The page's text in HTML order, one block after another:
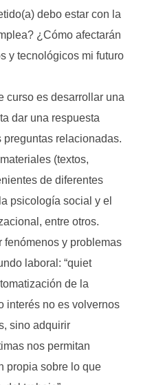
debo estar con la
¿Cómo afectarán
y tecnológicos mi futuro
curso es desarrollar una
dar una respuesta
preguntas relacionadas.
(textos,
de diferentes
psicología social y el
entre otros.
fenómenos y problemas
laboral: “quiet
de la
interés no es volvernos
sino adquirir
nos permitan
propia sobre lo que